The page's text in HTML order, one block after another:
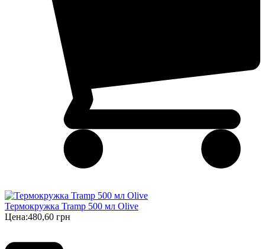
Термокружка Tramp 500 мл Olive
Цена:480,60 грн